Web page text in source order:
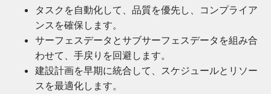
タスクを自動化して、品質を優先し、コンプライア
ンスを確保します。
サーフェスデータとサブサーフェスデータを組み合
わせて、手戻りを回避します。
建設計画を早期に統合して、スケジュールとリソー
スを最適化します。